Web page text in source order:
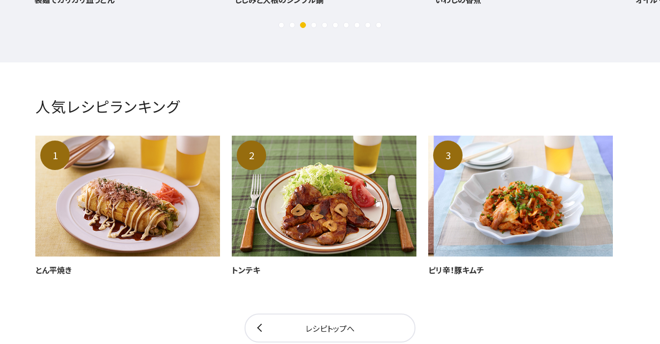
人気レシピランキング
とん平焼き トンテキ ピリ辛！豚キムチ
レシピトップへ